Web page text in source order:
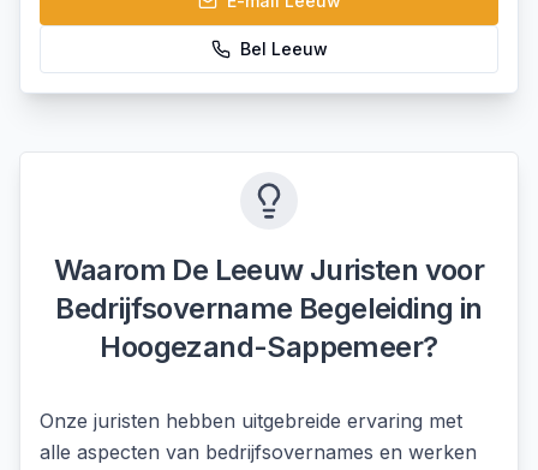
Bel Leeuw
Waarom De Leeuw Juristen voor
Bedrijfsovername Begeleiding in
Hoogezand-Sappemeer?
Onze juristen hebben uitgebreide ervaring met
alle aspecten van bedrijfsovernames en werken